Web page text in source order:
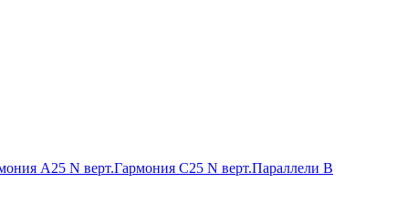
А25 N верт.Гармония С25 N верт.Параллели В